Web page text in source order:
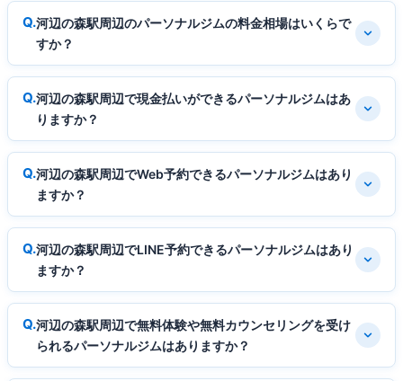
河辺の森駅周辺のパーソナルジムの料金相場はいくらで
すか？
河辺の森駅周辺で現金払いができるパーソナルジムはあ
りますか？
河辺の森駅周辺でWeb予約できるパーソナルジムはあり
ますか？
河辺の森駅周辺でLINE予約できるパーソナルジムはあり
ますか？
河辺の森駅周辺で無料体験や無料カウンセリングを受け
られるパーソナルジムはありますか？